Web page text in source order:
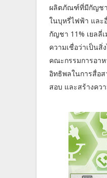
ผลิตภัณฑ์ที่มีกัญชา
ในบุหรี่ไฟฟ้า และ
กัญชา 11% เยลลี่
ความเชื่อว่าเป็น
คณะกรรมการอา
อิทธิพลในการสื่อ
สอบ และสร้างคว